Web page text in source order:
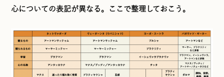
心についての表記が異なる。ここで整理しておこう。